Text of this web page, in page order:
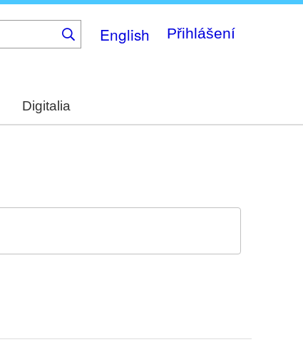
English Přihlášení
Digitalia